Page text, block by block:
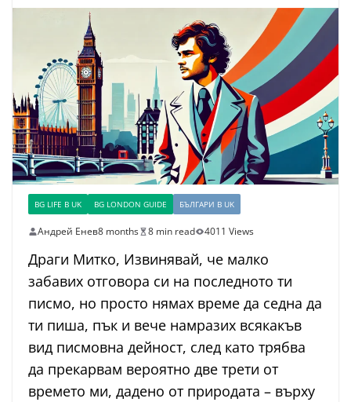
BG LIFE В UK BG LONDON GUIDE БЪЛГАРИ В UK
Андрей Енев8 months 8 min read 4011 Views
Драги Митко, Извинявай, че малко
забавих отговора си на последното ти
писмо, но просто нямах време да седна да
ти пиша, пък и вече намразих всякакъв
вид писмовна дейност, след като трябва
да прекарвам вероятно две трети от
времето ми, дадено от природата – върху